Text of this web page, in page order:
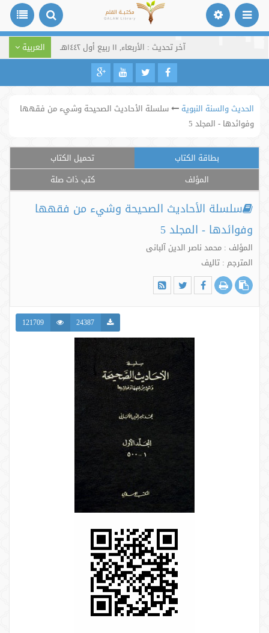
آخر تحديث : الأربعاء, ١١ ربيع أول ١٤٤٢هـ العربية
الحديث والسنة النبوية
سلسلة الأحاديث الصحيحة وشيء من فقهها
وفوائدها - المجلد 5
بطاقة الكتاب
تحميل الكتاب
المؤلف
كتب ذات صلة
سلسلة الأحاديث الصحيحة وشيء من فقهها
وفوائدها - المجلد 5
المؤلف : محمد ناصر الدین آلبانی
المترجم : تالیف
24387
121709